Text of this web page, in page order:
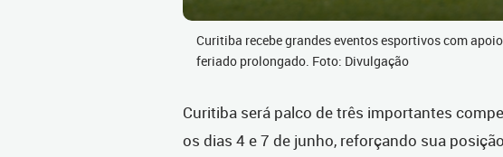
Curitiba recebe grandes eventos esportivos com
feriado prolongado. Foto: Divulgação
Curitiba será palco de três importantes
os dias 4 e 7 de junho, reforçando sua